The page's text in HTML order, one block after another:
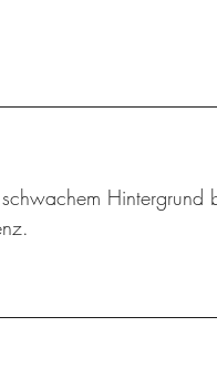
Hintergrund